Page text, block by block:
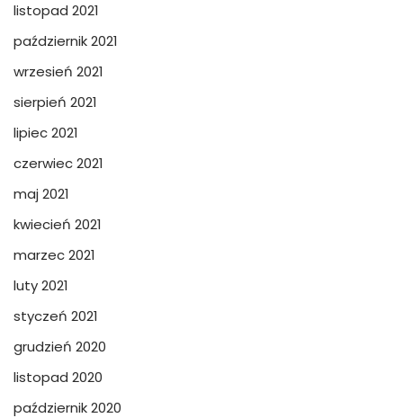
listopad 2021
październik 2021
wrzesień 2021
sierpień 2021
lipiec 2021
czerwiec 2021
maj 2021
kwiecień 2021
marzec 2021
luty 2021
styczeń 2021
grudzień 2020
listopad 2020
październik 2020